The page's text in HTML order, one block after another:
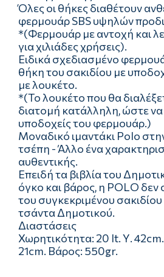
Όλες οι θήκες διαθέτουν
φερμουάρ SBS υψηλών
*(Φερμουάρ με αντοχή και
για χιλιάδες χρήσεις).
Ειδικά σχεδιασμένο
θήκη του σακιδίου με
με λουκέτο.
*(Το λουκέτο που θα
διατομή κατάλληλη, ώστε
υποδοχείς του φερμουάρ.)
Μοναδικό ιμαντάκι Polo
τσέπη - Άλλο ένα
αυθεντικής.
Επειδή τα βιβλία του
όγκο και βάρος, η POLO δεν
του συγκεκριμένου
τσάντα Δημοτικού.
Διαστάσεις
Χωρητικότητα: 20 lt. Υ.
21cm. Βάρος: 550gr.